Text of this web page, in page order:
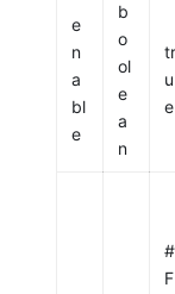
e
n
a
bl
e
b
o
ol
e
a
n
tr
u
e
#
F